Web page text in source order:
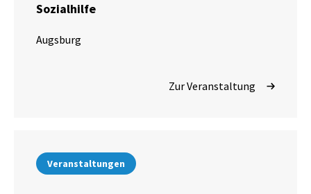
Sozialhilfe
Augsburg
Zur Veranstaltung
Veranstaltungen